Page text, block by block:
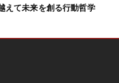
えて未来を創る行動哲学